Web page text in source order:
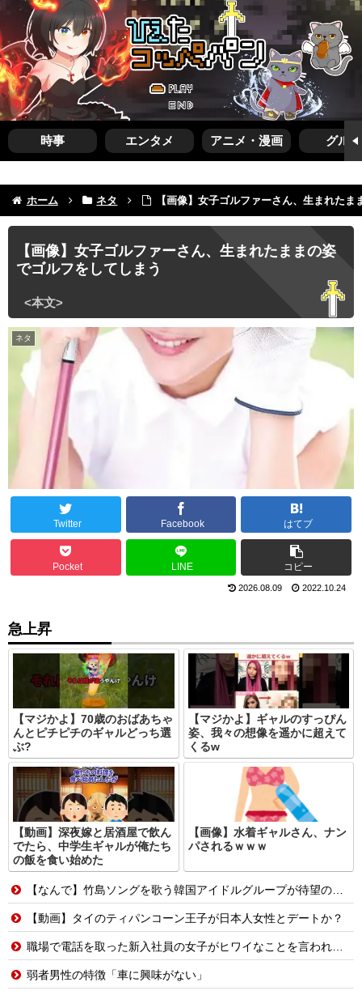
時事 エンタメ アニメ・漫画 グルメ
ホーム ネタ 【画像】女子ゴルファーさん、生まれた
【画像】女子ゴルファーさん、生まれたままの姿
でゴルフをしてしまう
ネタ
Twitter Facebook はてブ
Pocket LINE コピー
2026.08.09 2022.10.24
急上昇
【マジかよ】70歳のおばあちゃ
んとピチピチのギャルどっち選
ぶ?
【マジかよ】ギャルのすっぴん
姿、我々の想像を遥かに超えて
くるw
【動画】深夜嫁と居酒屋で飲ん
でたら、中学生ギャルが俺たち
の飯を食い始めた
【画像】水着ギャルさん、ナン
パされるｗｗｗ
【なんで】竹島ソングを歌う韓国アイドルグループが待望の日本デビュー
【動画】タイのティパンコーン王子が日本人女性とデートか？
職場で電話を取った新入社員の女子がヒワイなことを言われてショックを受けたことがあった
弱者男性の特徴「車に興味がない」